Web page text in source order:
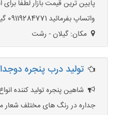
پایین ترین قیمت بازار لطفا
واتساپ بفرمائید 09119284771 گیلان-رشت
مکان: گیلان - رشت
تولید درب پنجره
شاهین پنجره تولید کننده
جداره در رنگ های مختلف شعار